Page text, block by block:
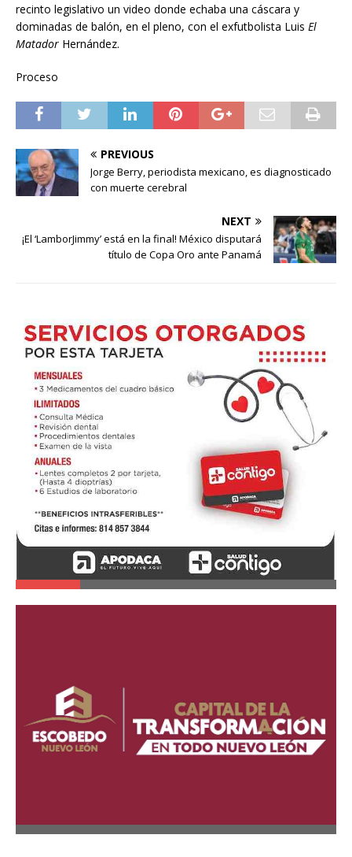
recinto legislativo un video donde echaba una cáscara y
dominadas de balón, en el pleno, con el exfutbolista Luis El
Matador Hernández.
Proceso
PREVIOUS
Jorge Berry, periodista mexicano, es diagnosticado
con muerte cerebral
NEXT
¡El ‘LamborJimmy’ está en la final! México disputará
título de Copa Oro ante Panamá